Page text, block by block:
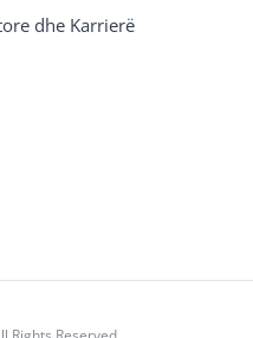
dhe Karrierë